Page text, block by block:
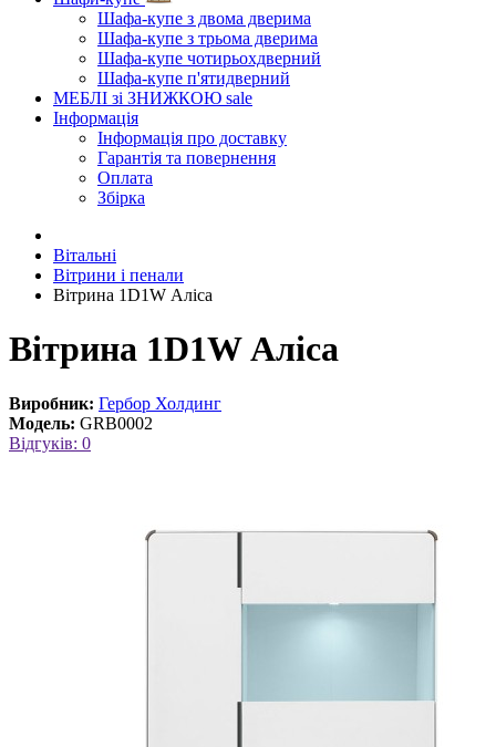
Шафа-купе з двома дверима
Шафа-купе з трьома дверима
Шафа-купе чотирьохдверний
Шафа-купе п'ятидверний
МЕБЛІ зі ЗНИЖКОЮ sale
Інформація
Інформація про доставку
Гарантія та повернення
Оплата
Збірка
Вітальні
Вітрини і пенали
Вітрина 1D1W Аліса
Вітрина 1D1W Аліса
Виробник: Гербор Холдинг
Модель: GRB0002
Відгуків: 0